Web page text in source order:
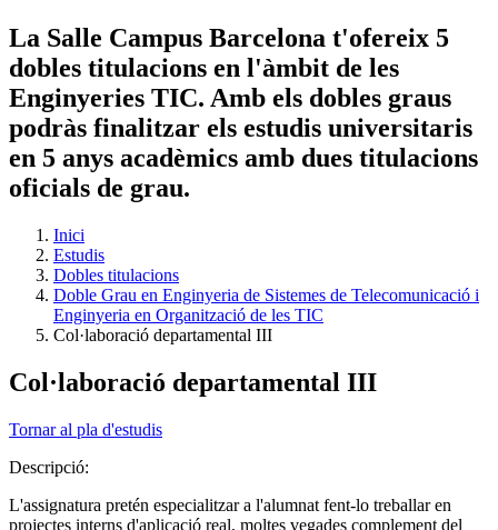
La Salle Campus Barcelona t'ofereix 5
dobles titulacions en l'àmbit de les
Enginyeries TIC. Amb els dobles graus
podràs finalitzar els estudis universitaris
en 5 anys acadèmics amb dues titulacions
oficials de grau.
Inici
Estudis
Dobles titulacions
Doble Grau en Enginyeria de Sistemes de Telecomunicació i
Enginyeria en Organització de les TIC
Col·laboració departamental III
Col·laboració departamental III
Tornar al pla d'estudis
Descripció:
L'assignatura pretén especialitzar a l'alumnat fent-lo treballar en
projectes interns d'aplicació real, moltes vegades complement del